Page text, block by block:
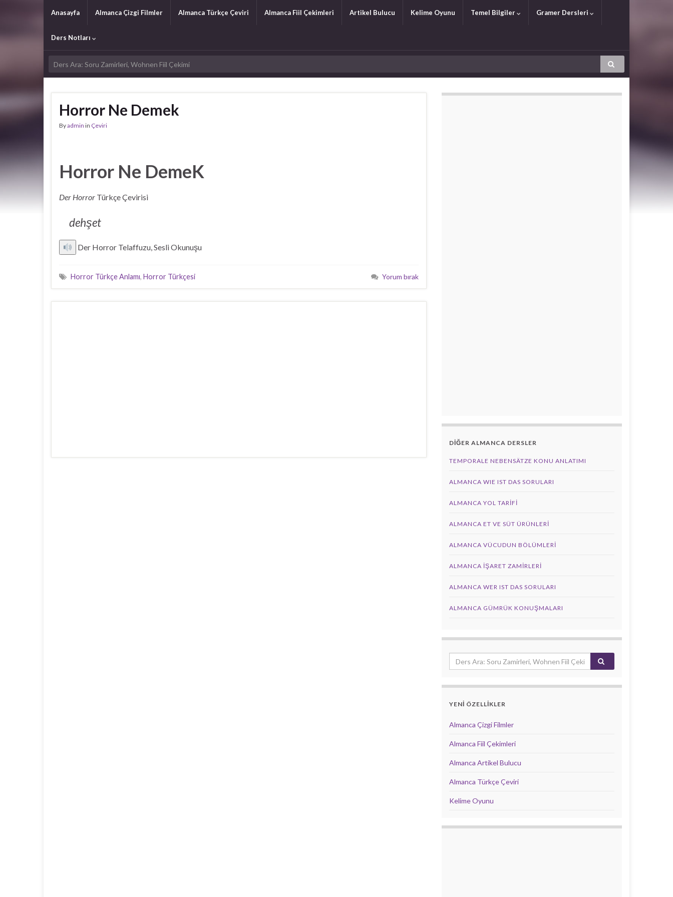
Anasayfa Almanca Çizgi Filmler Almanca Türkçe Çeviri Almanca Fiil Çekimleri Artikel Bulucu Kelime Oyunu Temel Bilgiler Gramer Dersleri
Ders Notları
Horror Ne Demek
Byadmin in Çeviri
Horror Ne DemeK
Der Horror Türkçe Çevirisi
dehşet
Der Horror Telaffuzu, Sesli Okunuşu
Horror Türkçe Anlamı, Horror Türkçesi Yorum bırak
DİĞER ALMANCA DERSLER
TEMPORALE NEBENSÄTZE KONU ANLATIMI
ALMANCA WIE IST DAS SORULARI
ALMANCA YOL TARIFI
ALMANCA ET VE SÜT ÜRÜNLERI
ALMANCA VÜCUDUN BÖLÜMLERI
ALMANCA İŞARET ZAMIRLERI
ALMANCA WER IST DAS SORULARI
ALMANCA GÜMRÜK KONUŞMALARI
YENİ ÖZELLİKLER
Almanca Çizgi Filmler
Almanca Fiil Çekimleri
Almanca Artikel Bulucu
Almanca Türkçe Çeviri
Kelime Oyunu